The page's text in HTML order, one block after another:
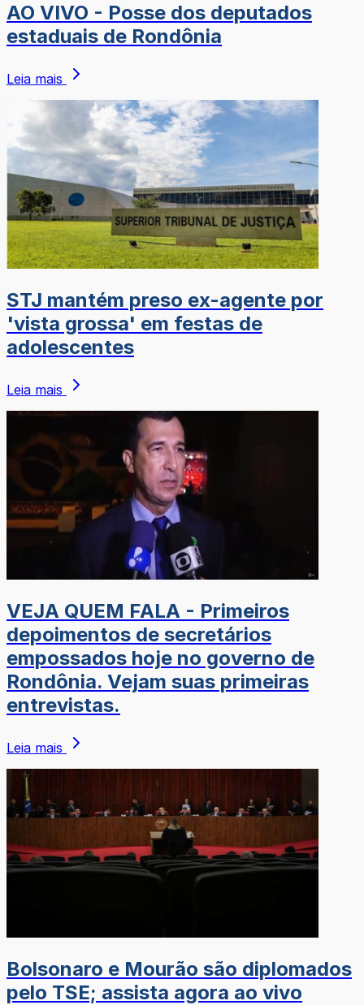
AO VIVO - Posse dos deputados
estaduais de Rondônia
Leia mais
STJ mantém preso ex-agente por
'vista grossa' em festas de
adolescentes
Leia mais
VEJA QUEM FALA - Primeiros
depoimentos de secretários
empossados hoje no governo de
Rondônia. Vejam suas primeiras
entrevistas.
Leia mais
Bolsonaro e Mourão são diplomados
pelo TSE; assista agora ao vivo